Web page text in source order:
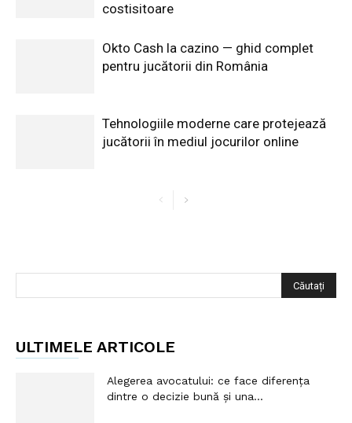
costisitoare
Okto Cash la cazino — ghid complet
pentru jucătorii din România
Tehnologiile moderne care protejează
jucătorii în mediul jocurilor online
ULTIMELE ARTICOLE
Alegerea avocatului: ce face diferența
dintre o decizie bună și una...